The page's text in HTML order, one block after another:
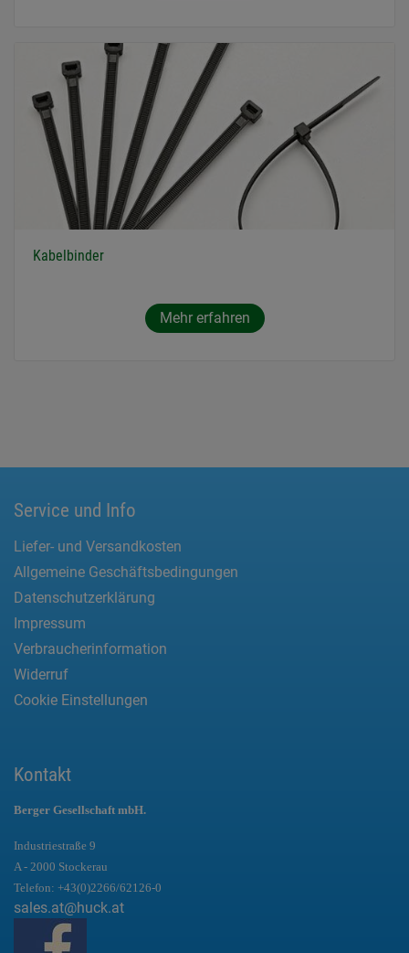
Kabelbinder
Mehr erfahren
Service und Info
Liefer- und Versandkosten
Allgemeine Geschäftsbedingungen
Datenschutzerklärung
Impressum
Verbraucherinformation
Widerruf
Cookie Einstellungen
Kontakt
Berger Gesellschaft mbH.
Industriestraße 9
A - 2000 Stockerau
Telefon: +43(0)2266/62126-0
sales.at@huck.at